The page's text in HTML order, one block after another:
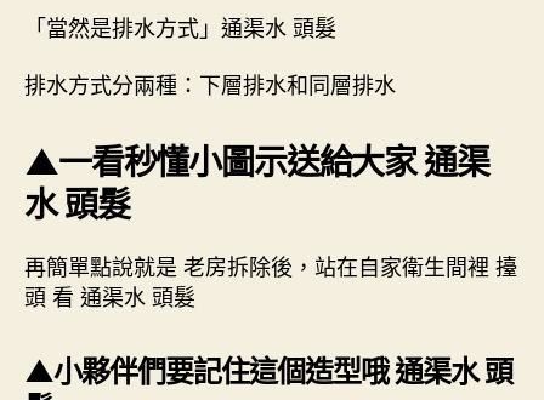
「當然是排水方式」通渠水 頭髮
排水方式分兩種：下層排水和同層排水
▲一看秒懂小圖示送給大家 通渠
水 頭髮
再簡單點說就是 老房拆除後，站在自家衛生間裡 擡
頭 看 通渠水 頭髮
▲小夥伴們要記住這個造型哦 通渠水 頭